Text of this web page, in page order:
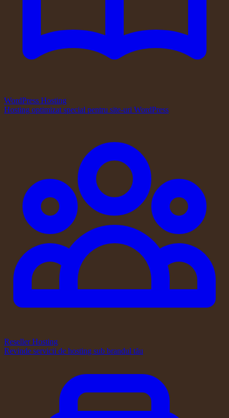
WordPress Hosting
Hosting optimizat special pentru site-uri WordPress
Reseller Hosting
Revinde servicii de hosting sub brandul tău